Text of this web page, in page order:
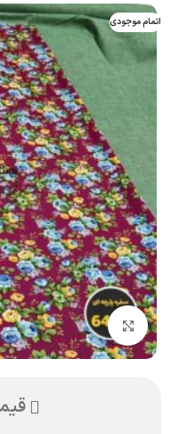
اتمام موجودی
بزرگنمایی تصویر